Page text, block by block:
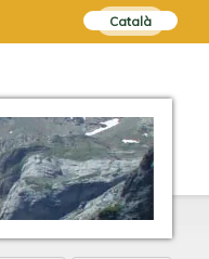
Català